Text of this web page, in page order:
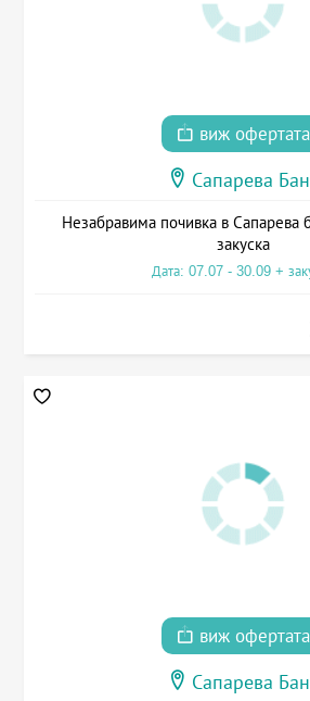
виж офертата
Сапарева
Незабравима почивка в Сапарева
закуска
Дата: 07.07 - 30.09 +
виж офертата
Сапарева